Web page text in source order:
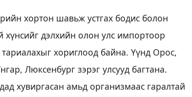
хортон шавьж устгах бодис болон
хүнсийг дэлхийн олон улс импортоор
хориглоод байна. Үүнд Орос,
Люксенбург зэрэг улсууд багтана.
хувиргасан амьд организмаас гаралтай